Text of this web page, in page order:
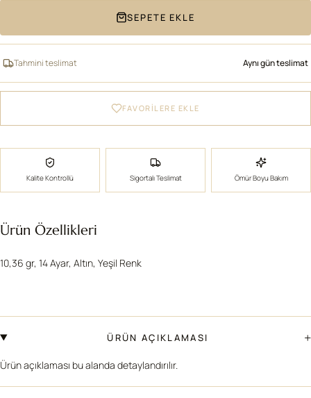
SEPETE EKLE
Tahmini teslimat Aynı gün teslimat
FAVORİLERE EKLE
Kalite Kontrollü Sigortalı Teslimat Ömür Boyu Bakım
Ürün Özellikleri
10,36 gr, 14 Ayar, Altın, Yeşil Renk
ÜRÜN AÇIKLAMASI +
Ürün açıklaması bu alanda detaylandırılır.